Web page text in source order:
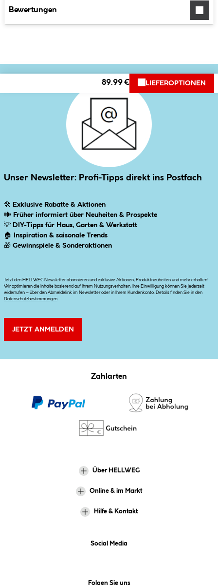
Bewertungen
89.99 € LIEFEROPTIONEN
Unser Newsletter: Profi-Tipps direkt ins Postfach
🛠 Exklusive Rabatte & Aktionen
🕪 Früher informiert über Neuheiten & Prospekte
💡 DIY-Tipps für Haus, Garten & Werkstatt
🏠
Inspiration & saisonale Trends
🎁 Gewinnspiele & Sonderaktionen
Jetzt den HELLWEG Newsletter abonnieren und exklusive Aktionen, Produktneuheiten und mehr erhalten!
Wir optimieren die Inhalte basierend auf Ihrem Nutzungsverhalten. Ihre Einwilligung können Sie jederzeit
widerrufen – über den Abmeldelink im Newsletter oder in Ihrem Kundenkonto. Details finden Sie in den
Datenschutzbestimmungen
JETZT ANMELDEN
Zahlarten
Über HELLWEG
Online & im Markt
Hilfe & Kontakt
Social Media
Folgen Sie uns